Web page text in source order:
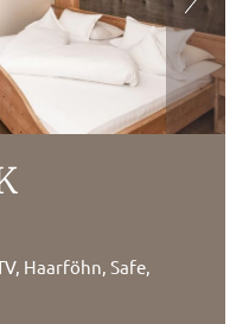
Haarföhn, Safe,